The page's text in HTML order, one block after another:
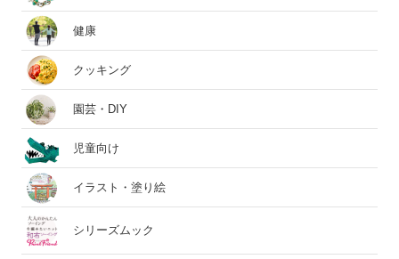
健康
クッキング
園芸・DIY
児童向け
イラスト・塗り絵
シリーズムック